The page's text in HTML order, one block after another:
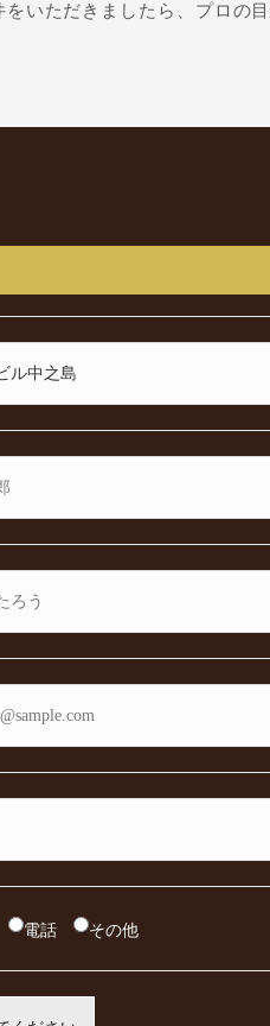
いただきましたら、プロの
電話 その他